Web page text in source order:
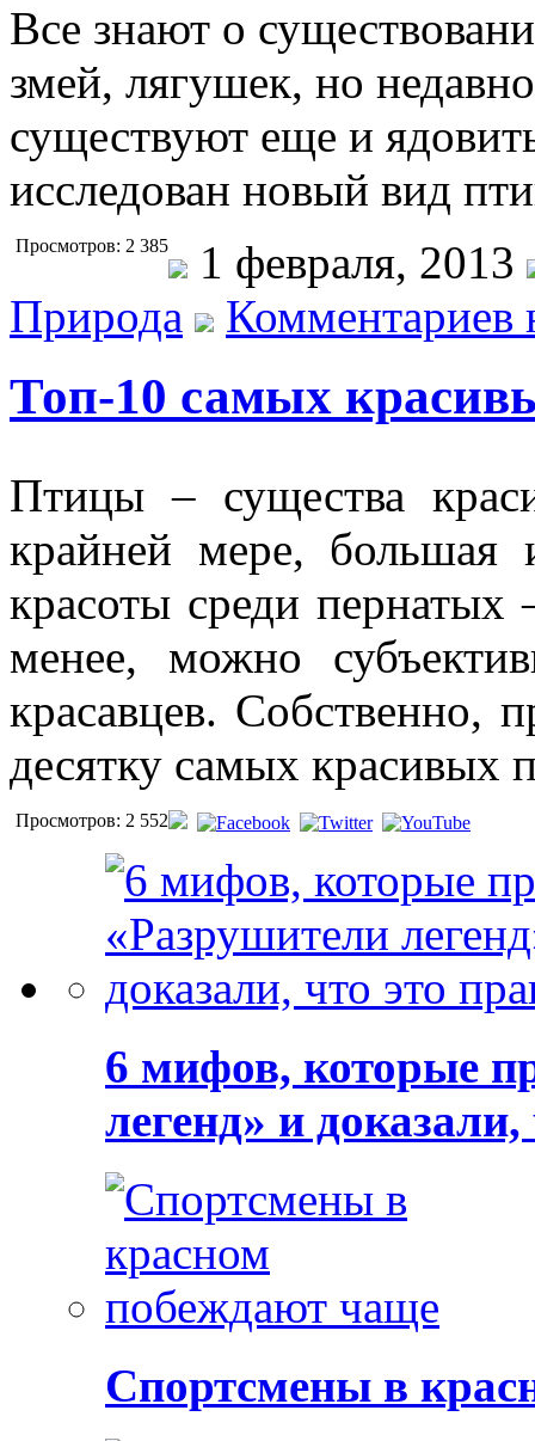
Все знают о
змей, лягушек, но
существуют еще и
исследован новый вид
Просмотров: 2 385
1 февраля, 2013
Природа
Комментариев
Топ-10 самых
Птицы – существа
крайней мере, большая
красоты среди пернатых
менее, можно
красавцев. Собственно,
десятку самых красивых
Просмотров: 2 552
6 мифов, которые
легенд» и
Спортсмены в